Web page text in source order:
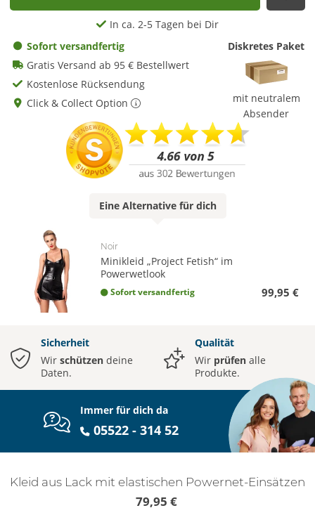
In ca. 2-5 Tagen bei Dir
Sofort versandfertig
Gratis Versand ab 95 € Bestellwert
Kostenlose Rücksendung
Click & Collect Option
Diskretes Paket
mit neutralem
Absender
Eine Alternativefür dich
Noir
Minikleid „Project Fetish“ im
Powerwetlook
Sofort versandfertig 99,95 €
Sicherheit
Wir schützen deine
Daten.
Qualität
Wir prüfen alle
Produkte.
Immer für dich da
05522 - 314 52
Kleid aus Lack mit elastischen Powernet-Einsätzen
79,95 €